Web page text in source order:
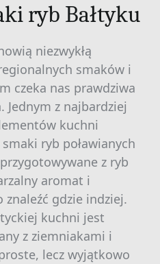
ryb Bałtyku
niezwykłą
smaków i
czeka nas prawdziwa
z najbardziej
kuchni
ryb poławianych
z ryb
aromat i
gdzie indziej.
kuchni jest
z ziemniakami i
lecz wyjątkowo